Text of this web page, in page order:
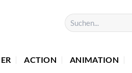
Suchen
nach:
ACTION ANIMATION